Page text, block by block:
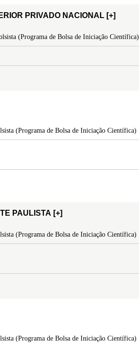
PRIVADO NACIONAL [+]
(Programa de Bolsa de Iniciação Científica)
(Programa de Bolsa de Iniciação Científica)
PAULISTA [+]
(Programa de Bolsa de Iniciação Científica)
(Programa de Bolsa de Iniciação Científica)